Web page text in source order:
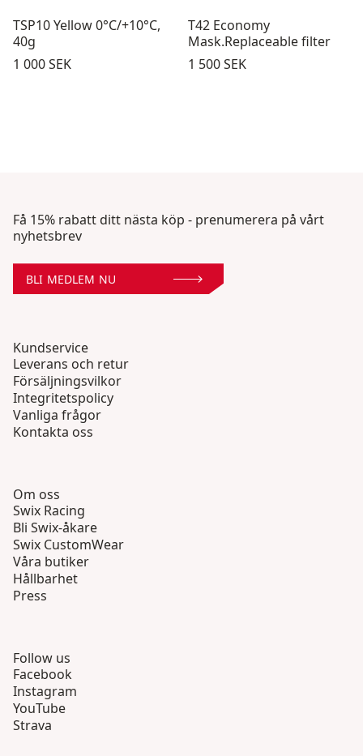
TSP10 Yellow 0°C/+10°C,
40g
Pris:
1 000 SEK
T42 Economy
Mask.Replaceable filter
Pris:
1 500 SEK
Få 15% rabatt ditt nästa köp - prenumerera på vårt
nyhetsbrev
BLI MEDLEM NU
Kundservice
Leverans och retur
Försäljningsvilkor
Integritetspolicy
Vanliga frågor
Kontakta oss
Om oss
Swix Racing
Bli Swix-åkare
Swix CustomWear
Våra butiker
Hållbarhet
Press
Follow us
Facebook
Instagram
YouTube
Strava